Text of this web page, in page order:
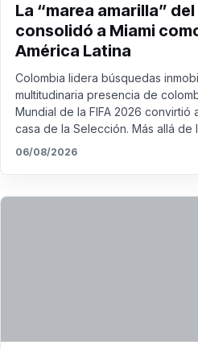
La “marea amarilla”
consolidó a Miami
América Latina
Colombia lidera búsquedas
multitudinaria presencia de
Mundial de la FIFA 2026 convirtió
casa de la Selección. Más allá de
06/08/2026